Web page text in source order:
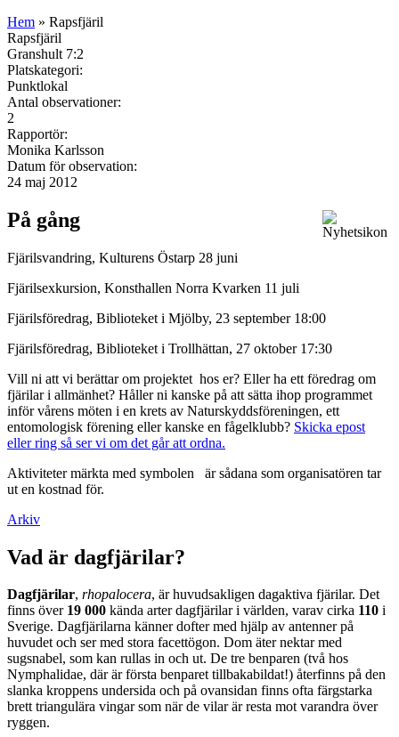
Hem » Rapsfjäril
Rapsfjäril
Granshult 7:2
Platskategori:
Punktlokal
Antal observationer:
2
Rapportör:
Monika Karlsson
Datum för observation:
24 maj 2012
På gång
Fjärilsvandring, Kulturens Östarp 28 juni
Fjärilsexkursion, Konsthallen Norra Kvarken 11 juli
Fjärilsföredrag, Biblioteket i Mjölby, 23 september 18:00
Fjärilsföredrag, Biblioteket i Trollhättan, 27 oktober 17:30
Vill ni att vi berättar om projektet hos er? Eller ha ett föredrag om
fjärilar i allmänhet? Håller ni kanske på att sätta ihop programmet
inför vårens möten i en krets av Naturskyddsföreningen, ett
entomologisk förening eller kanske en fågelklubb? Skicka epost
eller ring så ser vi om det går att ordna.
Aktiviteter märkta med symbolen
är sådana som organisatören tar
ut en kostnad för.
Arkiv
Vad är dagfjärilar?
Dagfjärilar, rhopalocera, är huvudsakligen dagaktiva fjärilar. Det
finns över 19 000 kända arter dagfjärilar i världen, varav cirka 110 i
Sverige. Dagfjärilarna känner dofter med hjälp av antenner på
huvudet och ser med stora facettögon. Dom äter nektar med
sugsnabel, som kan rullas in och ut. De tre benparen (två hos
Nymphalidae, där är första benparet tillbakabildat!) återfinns på den
slanka kroppens undersida och på ovansidan finns ofta färgstarka
brett triangulära vingar som när de vilar är resta mot varandra över
ryggen.